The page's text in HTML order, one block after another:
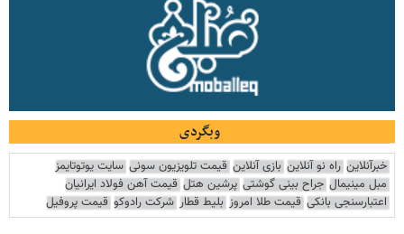
وبگردی
خبرآنلاین راه نو آنلاین بازی آنلاین قیمت تلویزیون سونی سایت یوتوتایمز
مبل مینیمال جراح بینی گوشتی پرشین هتل قیمت آهن فولاد ایرانیان
اعتبارسنجی بانکی قیمت طلا امروز بلیط قطار شرکت رادوکو قیمت پروفیل